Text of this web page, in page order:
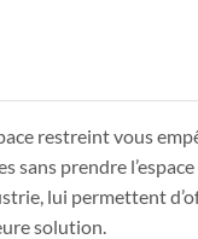
restreint vous
sans prendre
lui permettent
solution.